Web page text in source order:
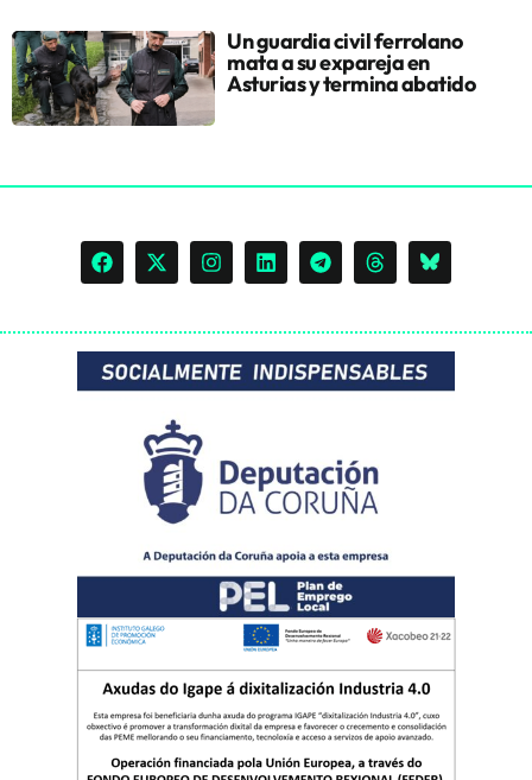
Un guardia civil ferrolano
mata a su expareja en
Asturias y termina abatido